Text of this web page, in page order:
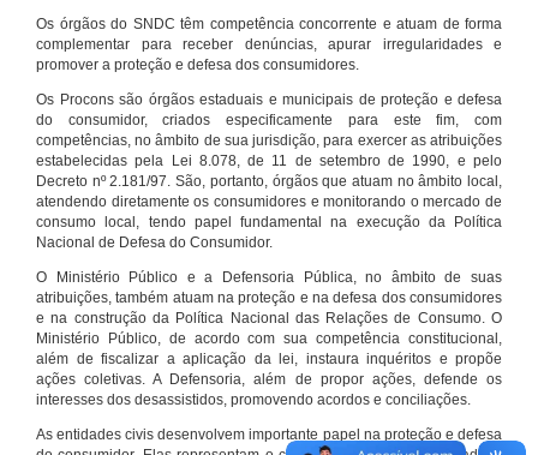
Os órgãos do SNDC têm competência concorrente e atuam de forma
complementar para receber denúncias, apurar irregularidades e
promover a proteção e defesa dos consumidores.
Os Procons são órgãos estaduais e municipais de proteção e defesa
do consumidor, criados especificamente para este fim, com
competências, no âmbito de sua jurisdição, para exercer as atribuições
estabelecidas pela Lei 8.078, de 11 de setembro de 1990, e pelo
Decreto nº 2.181/97. São, portanto, órgãos que atuam no âmbito local,
atendendo diretamente os consumidores e monitorando o mercado de
consumo local, tendo papel fundamental na execução da Política
Nacional de Defesa do Consumidor.
O Ministério Público e a Defensoria Pública, no âmbito de suas
atribuições, também atuam na proteção e na defesa dos consumidores
e na construção da Política Nacional das Relações de Consumo. O
Ministério Público, de acordo com sua competência constitucional,
além de fiscalizar a aplicação da lei, instaura inquéritos e propõe
ações coletivas. A Defensoria, além de propor ações, defende os
interesses dos desassistidos, promovendo acordos e conciliações.
As entidades civis desenvolvem importante papel na proteção e defesa